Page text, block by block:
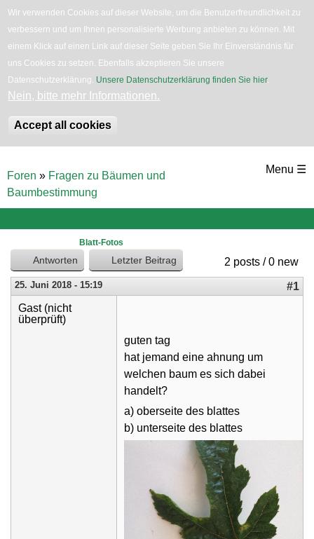
Wir verwenden Cookies auf dieser Website, um die Benutzerfreundlichkeit zu
verbessern und um Ihnen personalisierte Werbung anbieten zu können. Mit
einem Klick auf einen Link auf dieser Seite geben Sie Ihr Einverständnis für
uns Cookies zu setzen. Ebenfalls akzeptieren Sie unsere
Datenschutzerklärung. Unsere Datenschutzerklärung finden Sie hier.
Nein, bitte mehr Informationen.
Accept all cookies
zum
Inhalt
English Bäume Blumen Zurück
Menu ☰
Sie
sind
hier
Foren » Fragen zu Bäumen und
Baumbestimmung
Blatt-Fotos
2 posts / 0 new
Antworten Letzter Beitrag
25. Juni 2018 - 15:19
#1
Gast (nicht
überprüft)
guten tag
hat jemand eine ahnung um
welchen baum es sich dabei
handelt?
a) oberseite des blattes
b) unterseite des blattes